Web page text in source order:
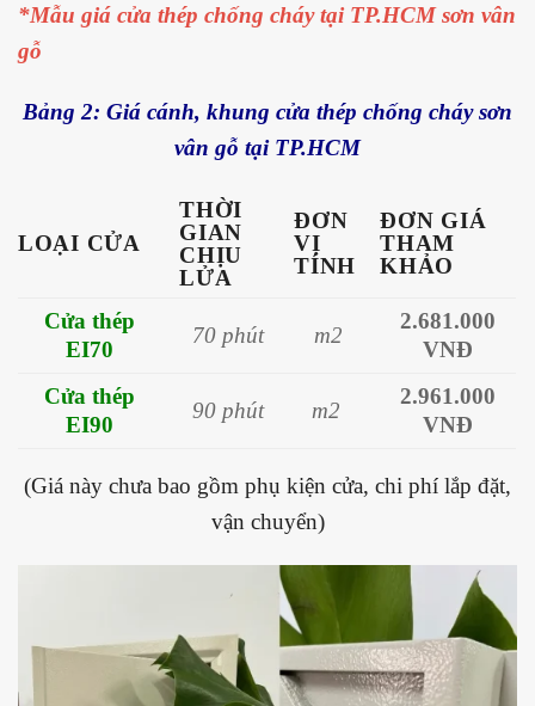
*Mẫu giá cửa thép chống cháy tại TP.HCM sơn vân
gỗ
Bảng 2: Giá cánh, khung cửa thép chống cháy sơn
vân gỗ tại TP.HCM
LOẠI CỬA
THỜI
GIAN
CHỊU
LỬA
ĐƠN
VỊ
TÍNH
ĐƠN GIÁ
THAM
KHẢO
Cửa thép
EI70
70 phút m2
2.681.000
VNĐ
Cửa thép
EI90
90 phút m2
2.961.000
VNĐ
(Giá này chưa bao gồm phụ kiện cửa, chi phí lắp đặt,
vận chuyển)